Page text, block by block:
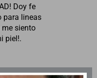
Doy fe
para lineas
me siento
piel!.